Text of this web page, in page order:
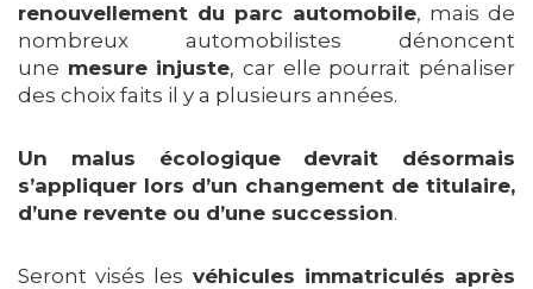
renouvellement du parc automobile, mais de
nombreux automobilistes dénoncent
une mesure injuste, car elle pourrait pénaliser
des choix faits il y a plusieurs années.
Un malus écologique devrait désormais
s’appliquer lors d’un changement de titulaire,
d’une revente ou d’une succession.
Seront visés les véhicules immatriculés après